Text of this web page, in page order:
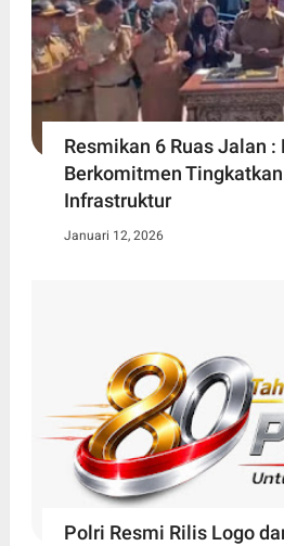
Resmikan 6 Ruas Jalan :
Berkomitmen
Infrastruktur
Januari 12, 2026
Polri Resmi Rilis Logo